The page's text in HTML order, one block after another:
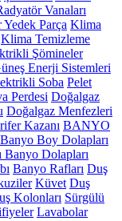
Vanaları
Parça Klima
Klima Temizleme
Şömineler
Enerji Sistemleri
Soba Pelet
Perdesi Doğalgaz
Doğalgaz Menfezleri
Kazanı BANYO
Banyo Boy Dolapları
Banyo Dolapları
Banyo Rafları Duş
Küvet Duş
Kolonları Sürgülü
Lavabolar